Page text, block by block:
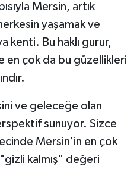
Mersin, artık
yaşamak ve
kenti. Bu haklı gurur,
en çok da bu güzellikleri
ve geleceğe olan
sunuyor. Sizce
Mersin'in en çok
"gizli kalmış" değeri